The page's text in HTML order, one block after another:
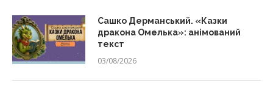
Сашко Дерманський. «Казки
дракона Омелька»: анімований
текст
03/08/2026